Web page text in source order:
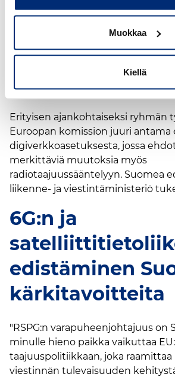
Muokkaa
Kiellä
radiotaajuuspolitiikkaan liittyvissä
poliittisten kantojen
antaa tarvittaessa neuvoja ehtojen
yhdenmukaistamiseksi liittyen
se on edellytys toimivien
luomiseksi.
Erityisen ajankohtaiseksi ryhmän
Euroopan komission juuri
digiverkkoasetuksesta, jossa
merkittäviä muutoksia myös
radiotaajuussääntelyyn. Suomea
liikenne- ja viestintäministeriö
6G:n ja
edistäminen
kärkitavoitteita
"RSPG:n varapuheenjohtajuus on
minulle hieno paikka vaikuttaa
taajuuspolitiikkaan, joka
viestinnän tulevaisuuden